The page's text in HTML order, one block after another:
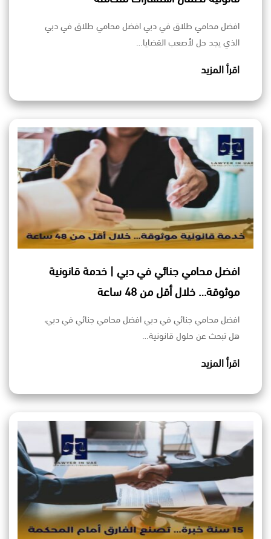
افضل محامي طلاق في دبي افضل محامي طلاق في دبي
الذي يجد حل لأصعب القضايا…
اقرأ المزيد
افضل محامي جنائي في دبي | خدمة قانونية
موثوقة… خلال أقل من 48 ساعة
افضل محامي جنائي في دبي افضل محامي جنائي في دبي،
هل تبحث عن حلول قانونية…
اقرأ المزيد